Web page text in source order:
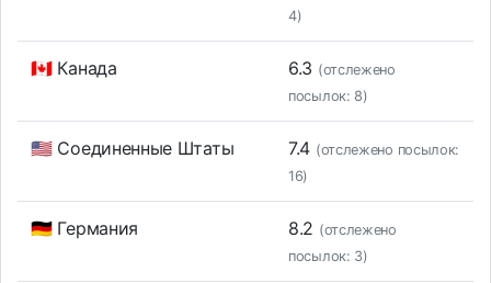
4)
🇨🇦 Канада 6.3 (отслежено
посылок: 8)
🇺🇸 Соединенные Штаты 7.4 (отслежено посылок:
16)
🇩🇪 Германия 8.2 (отслежено
посылок: 3)